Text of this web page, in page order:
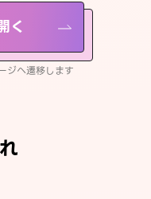
く
ジへ遷移します